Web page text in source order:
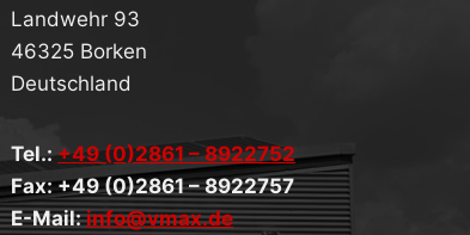
Landwehr 93
46325 Borken
Deutschland
Tel.:+49 (0)2861 – 8922752
Fax: +49 (0)2861 – 8922757
E-Mail:info@vmax.de